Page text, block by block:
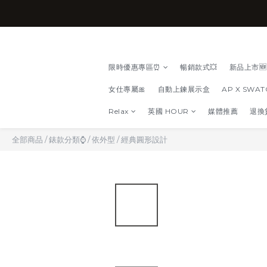
限時優惠專區⏰ 暢銷款式💥 新品上市🆕
女仕專屬🎀 自動上鍊展示盒 AP X
Relax 英國 HOUR 媒體推薦 退換
全部商品 /錶款分類⌚/依外型 /經典圓形設計